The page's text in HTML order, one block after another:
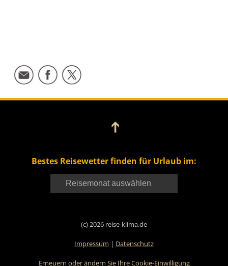
➔
Bestes Reisewetter finden für Urlaub im:
(c) 2026 reise-klima.de
Impressum | Datenschutz
Erneuern oder ändern Sie Ihre Cookie-Einwilligung